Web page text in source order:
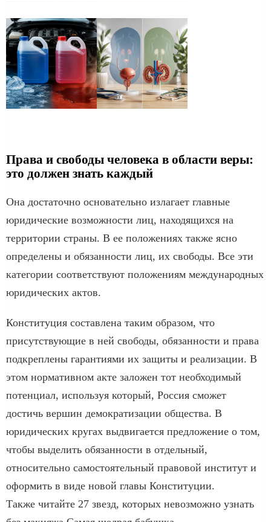
Права и свободы человека в области веры:
это должен знать каждый
Она достаточно основательно излагает главные
юридические возможности лиц, находящихся на
территории страны. В ее положениях также ясно
определены и обязанности лиц, их свободы. Все эти
категории соответствуют положениям международных
юридических актов.
Конституция составлена таким образом, что
присутствующие в ней свободы, обязанности и права
подкреплены гарантиями их защиты и реализации. В
этом нормативном акте заложен тот необходимый
потенциал, используя который, Россия сможет
достичь вершин демократизации общества. В
юридических кругах выдвигается предложение о том,
чтобы выделить обязанности в отдельный,
относительно самостоятельный правовой институт и
оформить в виде новой главы Конституции.
Также читайте 27 звезд, которых невозможно узнать